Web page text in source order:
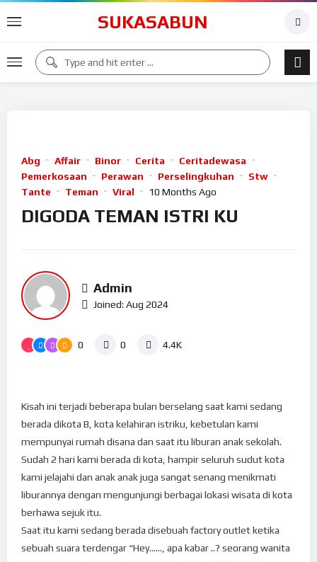
SUKASABUN
Abg Affair Binor Cerita
Ceritadewasa
Pemerkosaan
Perawan Perselingkuhan
Stw
Tante
Teman Viral 10 Months Ago
DIGODA TEMAN ISTRI KU
Admin
Joined: Aug 2024
0 0 4.4K
Kisah ini terjadi beberapa bulan berselang saat kami sedang
berada dikota B, kota kelahiran istriku, kebetulan kami
mempunyai rumah disana dan saat itu liburan anak sekolah.
Sudah 2 hari kami berada di kota, hampir seluruh sudut kota
kami jelajahi dan anak anak juga sangat senang menikmati
liburannya dengan mengunjungi berbagai lokasi wisata di kota
berhawa sejuk itu.
Saat itu kami sedang berada disebuah factory outlet ketika
sebuah suara terdengar “Hey……, apa kabar ..? seorang wanita